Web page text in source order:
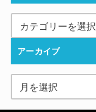
アーカイブ